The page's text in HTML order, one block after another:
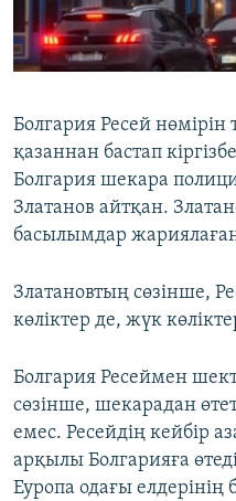
ЖАЗЫЛЫҢЫЗ
Басқа тілдерде
Болгария Ресей нөмірін
қазаннан бастап
Болгария шекара
Златанов айтқан.
басылымдар
Златановтың сөзінше,
көліктер де, жүк
Болгария Ресеймен
сөзінше, шекарадан
емес. Ресейдің кейбір
арқылы Болгарияға
Еуропа одағы елдерінің